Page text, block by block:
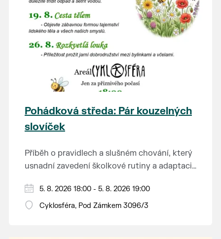
Pohádková středa: Pár kouzelných
slovíček
Příběh o pravidlech a slušném chování, který
usnadní zavedení školkové rutiny a adaptaci
Hraje se jen za příznivého počasí.
Vstupné dobrovolné.
5. 8. 2026 18:00 - 5. 8. 2026 19:00
Cyklosféra, Pod Zámkem 3096/3